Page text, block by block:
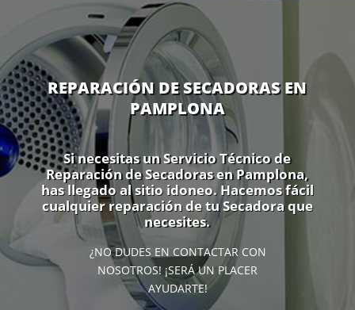
REPARACIÓN DE SECADORAS EN
PAMPLONA
Si necesitas un Servicio Técnico de
Reparación de Secadoras en Pamplona,
has llegado al sitio idoneo. Hacemos fácil
cualquier reparación de tu Secadora que
necesites.
¿NO DUDES EN CONTACTAR CON
NOSOTROS! ¡SERÁ UN PLACER
AYUDARTE!